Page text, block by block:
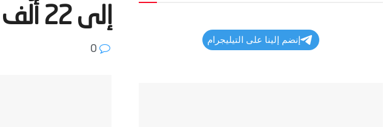
إلى 22 ألف يورو‬
إنضم إلينا على التيليجرام